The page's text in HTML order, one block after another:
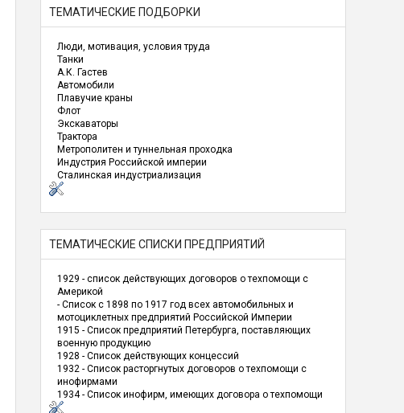
ТЕМАТИЧЕСКИЕ ПОДБОРКИ
Люди, мотивация, условия труда
Танки
А.К. Гастев
Автомобили
Плавучие краны
Флот
Экскаваторы
Трактора
Метрополитен и туннельная проходка
Индустрия Российской империи
Сталинская индустриализация
ТЕМАТИЧЕСКИЕ СПИСКИ ПРЕДПРИЯТИЙ
1929 - список действующих договоров о техпомощи с
Америкой
- Список с 1898 по 1917 год всех автомобильных и
мотоциклетных предприятий Российской Империи
1915 - Список предприятий Петербурга, поставляющих
военную продукцию
1928 - Список действующих концессий
1932 - Список расторгнутых договоров о техпомощи с
инофирмами
1934 - Список инофирм, имеющих договора о техпомощи